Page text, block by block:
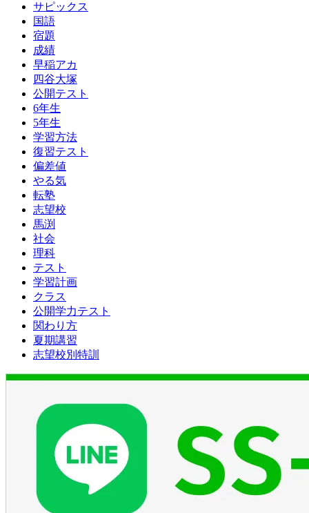
サピックス
国語
宿題
成績
早稲アカ
四谷大塚
公開テスト
6年生
5年生
学習方法
復習テスト
偏差値
やる気
転塾
志望校
馬渕
社会
理科
テスト
学習計画
クラス
公開学力テスト
関わり方
夏期講習
志望校別特訓